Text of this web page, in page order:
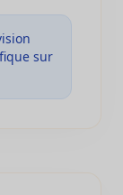
sur